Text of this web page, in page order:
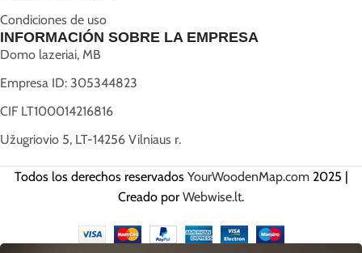
Condiciones de uso
INFORMACIÓN SOBRE LA EMPRESA
Domo lazeriai, MB
Empresa ID: 305344823
CIF LT100014216816
Užugriovio 5, LT-14256 Vilniaus r.
Todos los derechos reservados YourWoodenMap.com 2025 |
Creado por Webwise.lt.